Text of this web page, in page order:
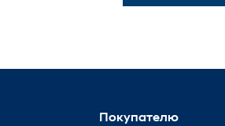
Покупателю